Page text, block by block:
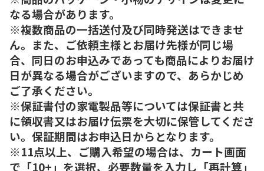
なる場合があります。
※複数商品の一括送付及び同時発送はできませ
ん。また、ご依頼主様とお届け先様が同じ場
合、同日のお申込みであっても商品によりお届け
日が異なる場合がございますので、あらかじめ
ご了承ください。
※保証書付の家電製品等については保証書と共
に領収書又はお届け伝票を大切に保管してくださ
い。保証期間はお申込日からとなります。
※11点以上、ご購入希望の場合は、カート画面
で「10+」を選択、必要数量を入力し「再計算」